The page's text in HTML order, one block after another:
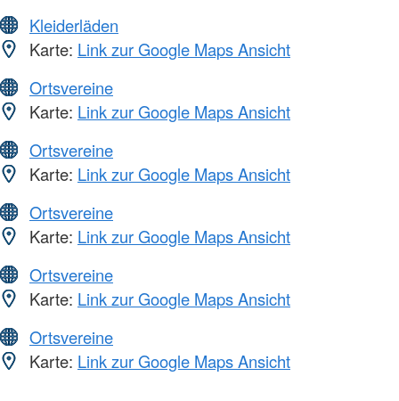
Kleiderläden
Karte: Link zur Google Maps Ansicht
Ortsvereine
Karte: Link zur Google Maps Ansicht
Ortsvereine
Karte: Link zur Google Maps Ansicht
Ortsvereine
Karte: Link zur Google Maps Ansicht
Ortsvereine
Karte: Link zur Google Maps Ansicht
Ortsvereine
Karte: Link zur Google Maps Ansicht